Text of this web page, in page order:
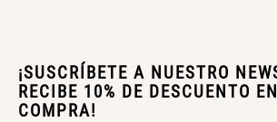
¡SUSCRÍBETE A NUESTRO
RECIBE 10% DE DESCUENTO
COMPRA!